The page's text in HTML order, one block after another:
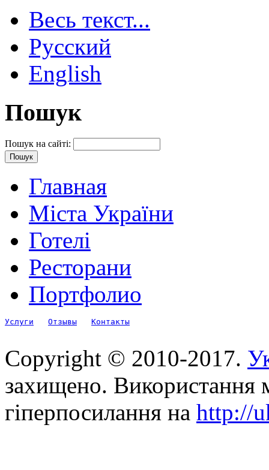
Весь текст...
Русский
English
Пошук
Пошук на сайті:
Главная
Міста України
Готелі
Ресторани
Портфолио
Услуги Отзывы Контакты
Copyright © 2010-2017.
захищено. Використання
гіперпосилання на http://